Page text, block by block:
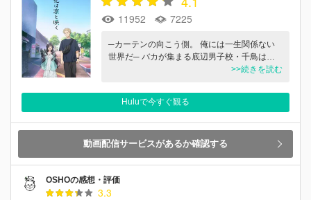
11952 7225
─カーテンの向こう側。 俺には一生関係ない
世界だ─ バカが集まる底辺男子校・千鳥は…
>>続きを読む
Huluで今すぐ観る
動画配信サービスがあるか確認する
OSHOの感想・評価
3.3